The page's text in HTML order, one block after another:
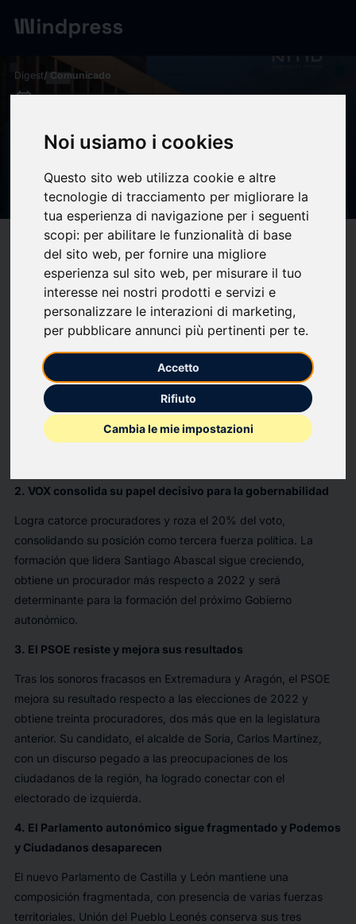
Noi usiamo i cookies
Questo sito web utilizza cookie e altre
tecnologie di tracciamento per migliorare la
tua esperienza di navigazione per i seguenti
scopi: per abilitare le funzionalità di base
del sito web, per fornire una migliore
esperienza sul sito web, per misurare il tuo
interesse nei nostri prodotti e servizi e
personalizzare le interazioni di marketing,
per pubblicare annunci più pertinenti per te.
Accetto
Rifiuto
Cambia le mie impostazioni
Digest/ Comunicado
calendar_today16/03/2026
6 claves para entender los
resultados electorales de
Castilla y León - NITID
Compatibilidad
Ahorrar(0)bookmark_borderupload Compartir
1. El PP gana las elecciones, pero dependerá de VOX para
gobernar
El Partido Popular vuelve a imponerse en Castilla y León con
treinta y tres procuradores y mejora su resultado de 2022. Sin
embargo, la victoria queda lejos de la mayoría absoluta, lo que
obliga a Alfonso Fernández Mañueco a negociar con VOX para
garantizar la investidura y la estabilidad del próximo Ejecutivo
2. VOX consolida su papel decisivo para la gobernabilidad
Logra catorce procuradores y roza el 20% del voto,
consolidando su posición como tercera fuerza política. La
formación que lidera Santiago Abascal sigue creciendo,
obtiene un procurador más respecto a 2022 y será
determinante para la formación del próximo Gobierno
autonómico.
3. El PSOE resiste y mejora sus resultados
Tras los sonoros fracasos en Extremadura y Aragón, el PSOE
mejora su resultado respecto a las elecciones de 2022 y
obtiene treinta procuradores, dos más que en la legislatura
anterior. Su candidato, el alcalde de Soria, Carlos Martínez,
con un discurso pegado a las preocupaciones de los
ciudadanos de la región, ha logrado conectar con el
electorado de izquierda.
4. El Parlamento autonómico sigue fragmentado y Podemos
y Ciudadanos desaparecen
El nuevo Parlamento de Castilla y León mantiene una
composición fragmentada, con presencia de varias fuerzas
territoriales. Unión del Pueblo Leonés conserva sus tres